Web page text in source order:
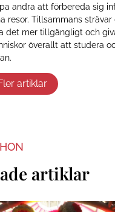
andra att förbereda sig
resor. Tillsammans
det mer tillgängligt och
överallt att studera
artiklar
artiklar